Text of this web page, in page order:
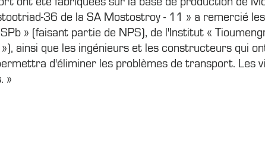
36 de la SA Mostostroy - 11 » a remercié
» (faisant partie de NPS), de l'Institut «
ainsi que les ingénieurs et les constructeurs qui
d'éliminer les problèmes de transport. Les
»